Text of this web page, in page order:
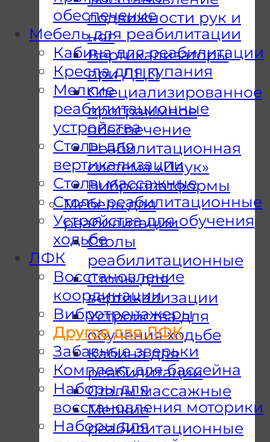
подвижности рук и
ног
Вертикализаторы
при ДЦП
Специализированное
программное
обеспечение
Реабилитационная
система «Паук»
Виброплатформы
Мебель для
реабилитации
Столы
реабилитационные
Столы для
вертикализации
Устройства для
обучения ходьбе
Кабина для
реабилитации
Столы массажные
Мелкие
реабилитационные
обеспечение
Мебель для реабилитации
Кабина для реабилитации
Кресла для купания
Мелкие
реабилитационные
устройства
Столы для
вертикализации
Столы массажные
Столы реабилитационные
Устройства для обучения
ходьбе
ЛФК
Восстановление
координации
Вибротренажеры
Другое для ЛФК
Забавные зверьки
Комплект для бассейна
Наборы для
восстановления моторики
Наборы для